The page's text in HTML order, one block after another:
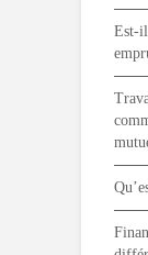
Est-il